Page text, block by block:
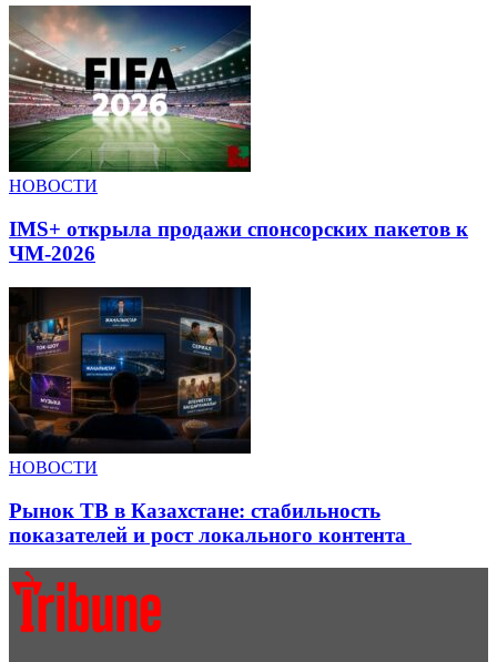
НОВОСТИ
IMS+ открыла продажи спонсорских пакетов к
ЧМ-2026
НОВОСТИ
Рынок ТВ в Казахстане: стабильность
показателей и рост локального контента